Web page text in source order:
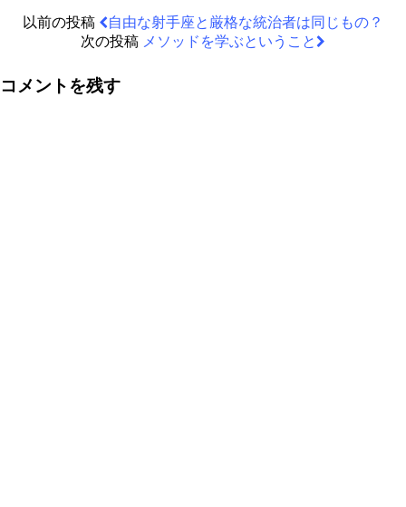
以前の投稿
自由な射手座と厳格な統治者は同じもの？
次の投稿 メソッドを学ぶということ
コメントを残す